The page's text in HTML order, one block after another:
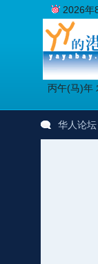
丙午(马)年
2026年
华人论坛